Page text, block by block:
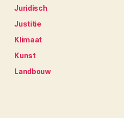
Juridisch
Justitie
Klimaat
Kunst
Landbouw